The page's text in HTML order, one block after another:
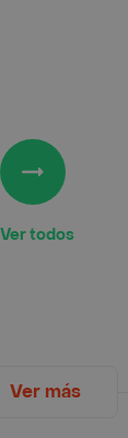
Ver todos
Ver más